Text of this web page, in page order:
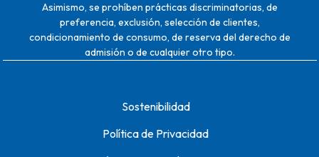
Asimismo, se prohíben prácticas discriminatorias, de
preferencia, exclusión, selección de clientes,
condicionamiento de consumo, de reserva del derecho de
admisión o de cualquier otro tipo.
Sostenibilidad
Política de Privacidad